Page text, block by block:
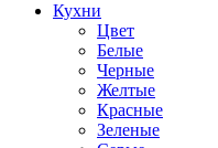
Кухни
Цвет
Белые
Черные
Желтые
Красные
Зеленые